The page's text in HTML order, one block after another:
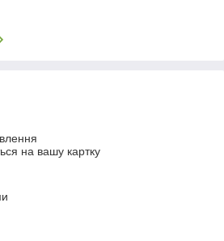
на вашу картку